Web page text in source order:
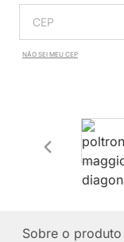
NÃO SEI MEU CEP
Sobre o produto